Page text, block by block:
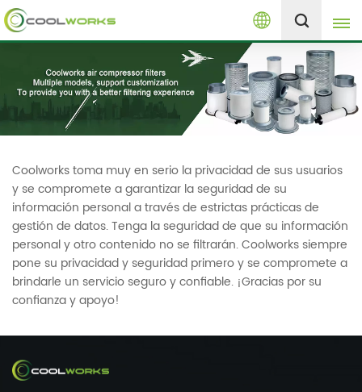
Español
English
español
العربية
русский
Melayu
+8613525046291
Coolworks toma muy en serio la privacidad de sus usuarios
y se compromete a garantizar la seguridad de su
información personal a través de estrictas prácticas de
gestión de datos. Tenga la seguridad de que su información
personal y otro contenido no se filtrarán. Coolworks siempre
pone su privacidad y seguridad primero y se compromete a
brindarle un servicio seguro y confiable. ¡Gracias por su
confianza y apoyo!